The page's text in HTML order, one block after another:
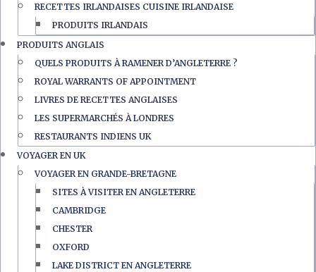
RECETTES IRLANDAISES CUISINE IRLANDAISE
PRODUITS IRLANDAIS
PRODUITS ANGLAIS
QUELS PRODUITS À RAMENER D’ANGLETERRE ?
ROYAL WARRANTS OF APPOINTMENT
LIVRES DE RECETTES ANGLAISES
LES SUPERMARCHÉS À LONDRES
RESTAURANTS INDIENS UK
VOYAGER EN UK
VOYAGER EN GRANDE-BRETAGNE
SITES À VISITER EN ANGLETERRE
CAMBRIDGE
CHESTER
OXFORD
LAKE DISTRICT EN ANGLETERRE